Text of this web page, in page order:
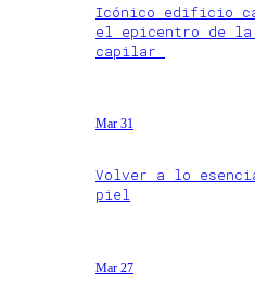
Icónico edificio
el epicentro de
capilar
Mar 31
Volver a lo
piel
Mar 27